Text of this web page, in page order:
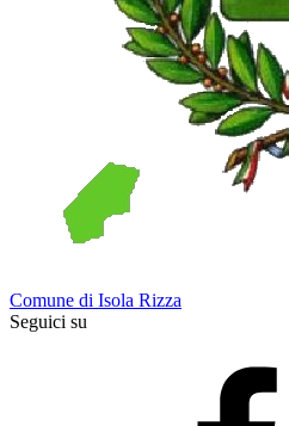
Comune di Isola Rizza
Seguici su